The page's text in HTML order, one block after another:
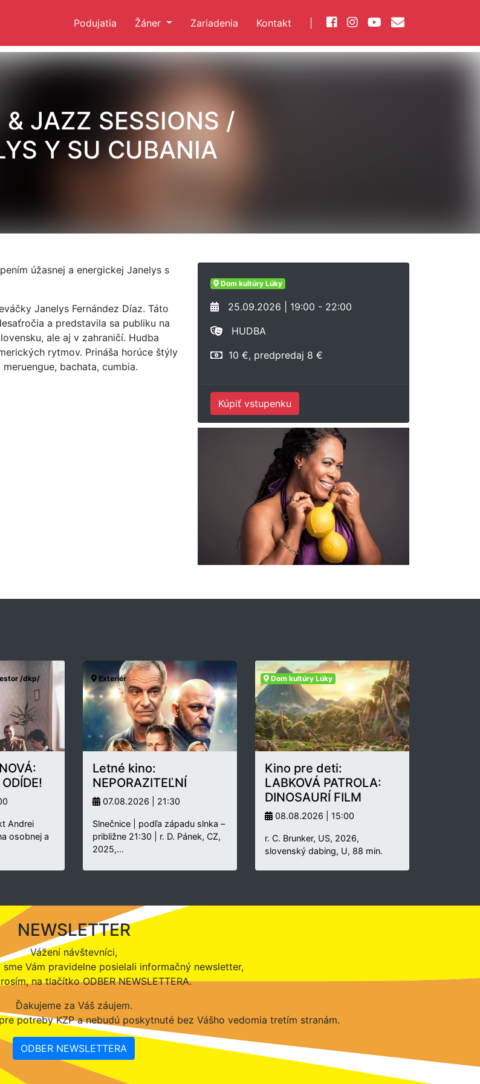
Podujatia Žáner Zariadenia Kontakt
& JAZZ SESSIONS /
Y SU CUBANIA
úžasnej a energickej Janelys s
Janelys Fernández Díaz. Táto
a predstavila sa publiku na
ale aj v zahraničí. Hudba
rytmov. Prináša horúce štýly
bachata, cumbia.
Dom kultúry Lúky
25.09.2026 | 19:00 - 22:00
HUDBA
10 €, predpredaj 8 €
Kúpiť vstupenku
/dkp/
Andrei
osobnej a
Exteriér
Letné kino:
NEPORAZITEĽNÍ
07.08.2026 | 21:30
Slnečnice | podľa západu slnka –
približne 21:30 | r. D. Pánek, CZ,
2025,…
Dom kultúry Lúky
Kino pre deti:
LABKOVÁ PATROLA:
DINOSAURÍ FILM
08.08.2026 | 15:00
r. C. Brunker, US, 2026,
slovenský dabing, U, 88 min.
NEWSLETTER
Vážení návštevníci,
Vám pravidelne posielali informačný newsletter,
na tlačítko ODBER NEWSLETTERA.
Ďakujeme za Váš záujem.
potreby KZP a nebudú poskytnuté bez Vášho vedomia tretím stranám.
ODBER NEWSLETTERA